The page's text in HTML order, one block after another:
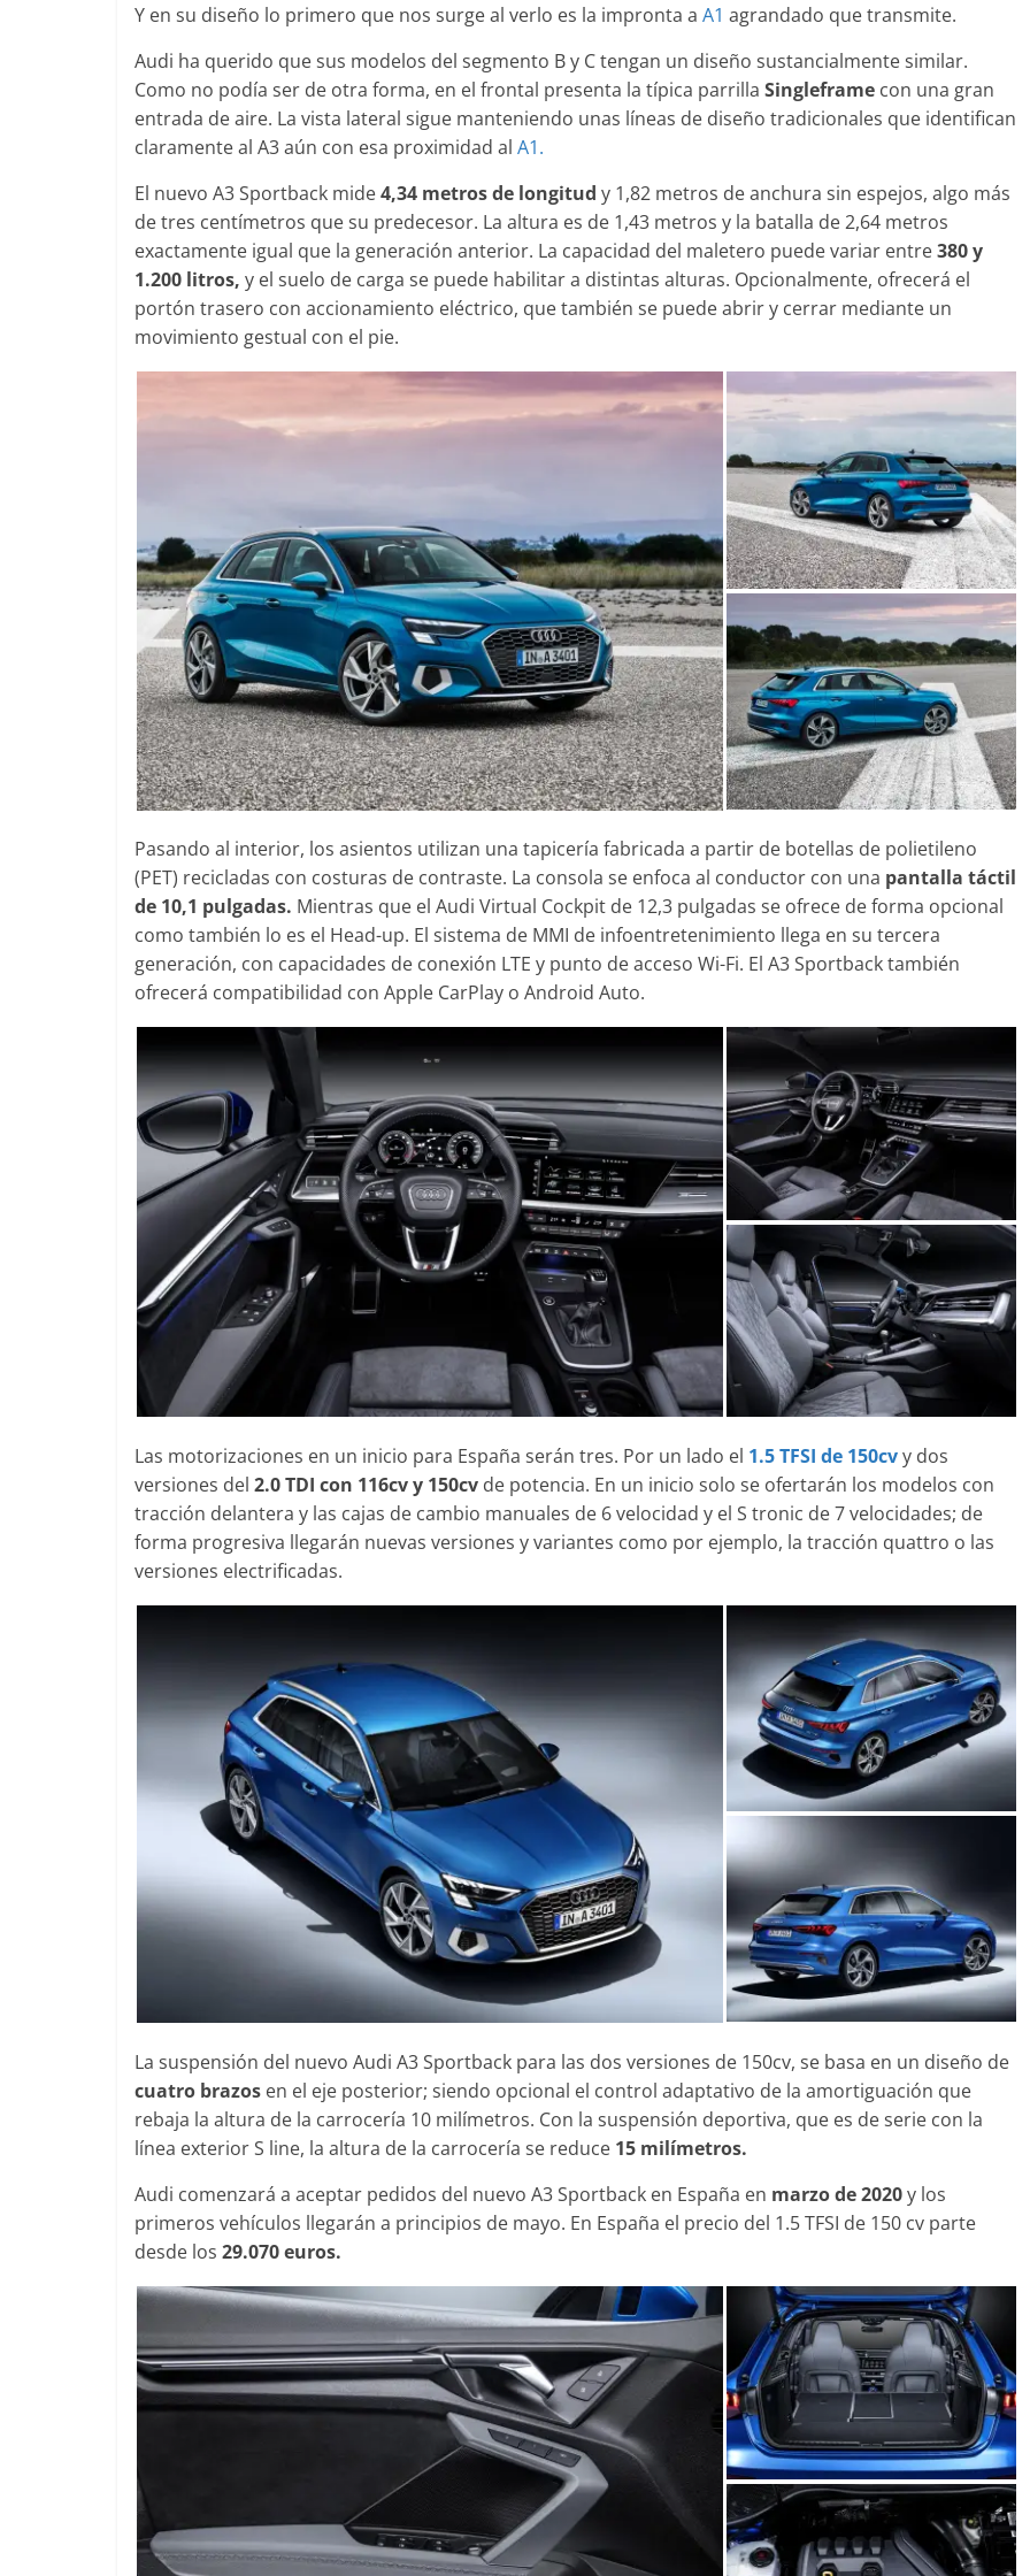
Y en su diseño lo primero que nos surge al verlo es la impronta a A1 agrandado que transmite.
Audi ha querido que sus modelos del segmento B y C tengan un diseño sustancialmente similar.
Como no podía ser de otra forma, en el frontal presenta la típica parrilla Singleframe con una gran
entrada de aire. La vista lateral sigue manteniendo unas líneas de diseño tradicionales que identifican
claramente al A3 aún con esa proximidad al A1.
El nuevo A3 Sportback mide4,34 metros de longitud y 1,82 metros de anchura sin espejos, algo más
de tres centímetros que su predecesor. La altura es de 1,43 metros y la batalla de 2,64 metros
exactamente igual que la generación anterior. La capacidad del maletero puede variar entre380 y
1.200 litros, y el suelo de carga se puede habilitar a distintas alturas. Opcionalmente, ofrecerá el
portón trasero con accionamiento eléctrico, que también se puede abrir y cerrar mediante un
movimiento gestual con el pie.
Pasando al interior, los asientos utilizan una tapicería fabricada a partir de botellas de polietileno
(PET) recicladas con costuras de contraste. La consola se enfoca al conductor con una pantalla táctil
de 10,1 pulgadas. Mientras que el Audi Virtual Cockpit de 12,3 pulgadas se ofrece de forma opcional
como también lo es el Head-up. El sistema de MMI de infoentretenimiento llega en su tercera
generación, con capacidades de conexión LTE y punto de acceso Wi-Fi. El A3 Sportback también
ofrecerá compatibilidad con Apple CarPlay o Android Auto.
Las motorizaciones en un inicio para España serán tres. Por un lado el 1.5 TFSI de 150cvy dos
versiones del 2.0 TDI con 116cv y 150cv de potencia. En un inicio solo se ofertarán los modelos con
tracción delantera y las cajas de cambio manuales de 6 velocidad y el S tronic de 7 velocidades; de
forma progresiva llegarán nuevas versiones y variantes como por ejemplo, la tracción quattro o las
versiones electrificadas.
La suspensión del nuevo Audi A3 Sportback para las dos versiones de 150cv, se basa en un diseño de
cuatro brazos en el eje posterior; siendo opcional el control adaptativo de la amortiguación que
rebaja la altura de la carrocería 10 milímetros. Con la suspensión deportiva, que es de serie con la
línea exterior S line, la altura de la carrocería se reduce 15 milímetros.
Audi comenzará a aceptar pedidos del nuevo A3 Sportback en España en marzo de 2020y los
primeros vehículos llegarán a principios de mayo. En España el precio del 1.5 TFSI de 150 cv parte
desde los 29.070 euros.
Clásicos
Clase S Coupé W140: 30
años de uno de los
Mercedes-Benz más caros
31 de enero de 2022 mospotter84 0
Clásicos
deportividad
25 de julio de 2022 mospotter84
Seguridad
Llamada a revisión en
Mercedes Clase A fabricados
Seguridad
50 años del Mercedes-
ESF 13: un experimento
seguridad
31 de mayo de 2022 mospotter84